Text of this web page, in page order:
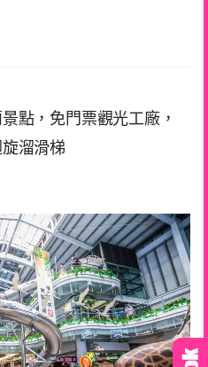
點，免門票觀光工廠，
溜滑梯